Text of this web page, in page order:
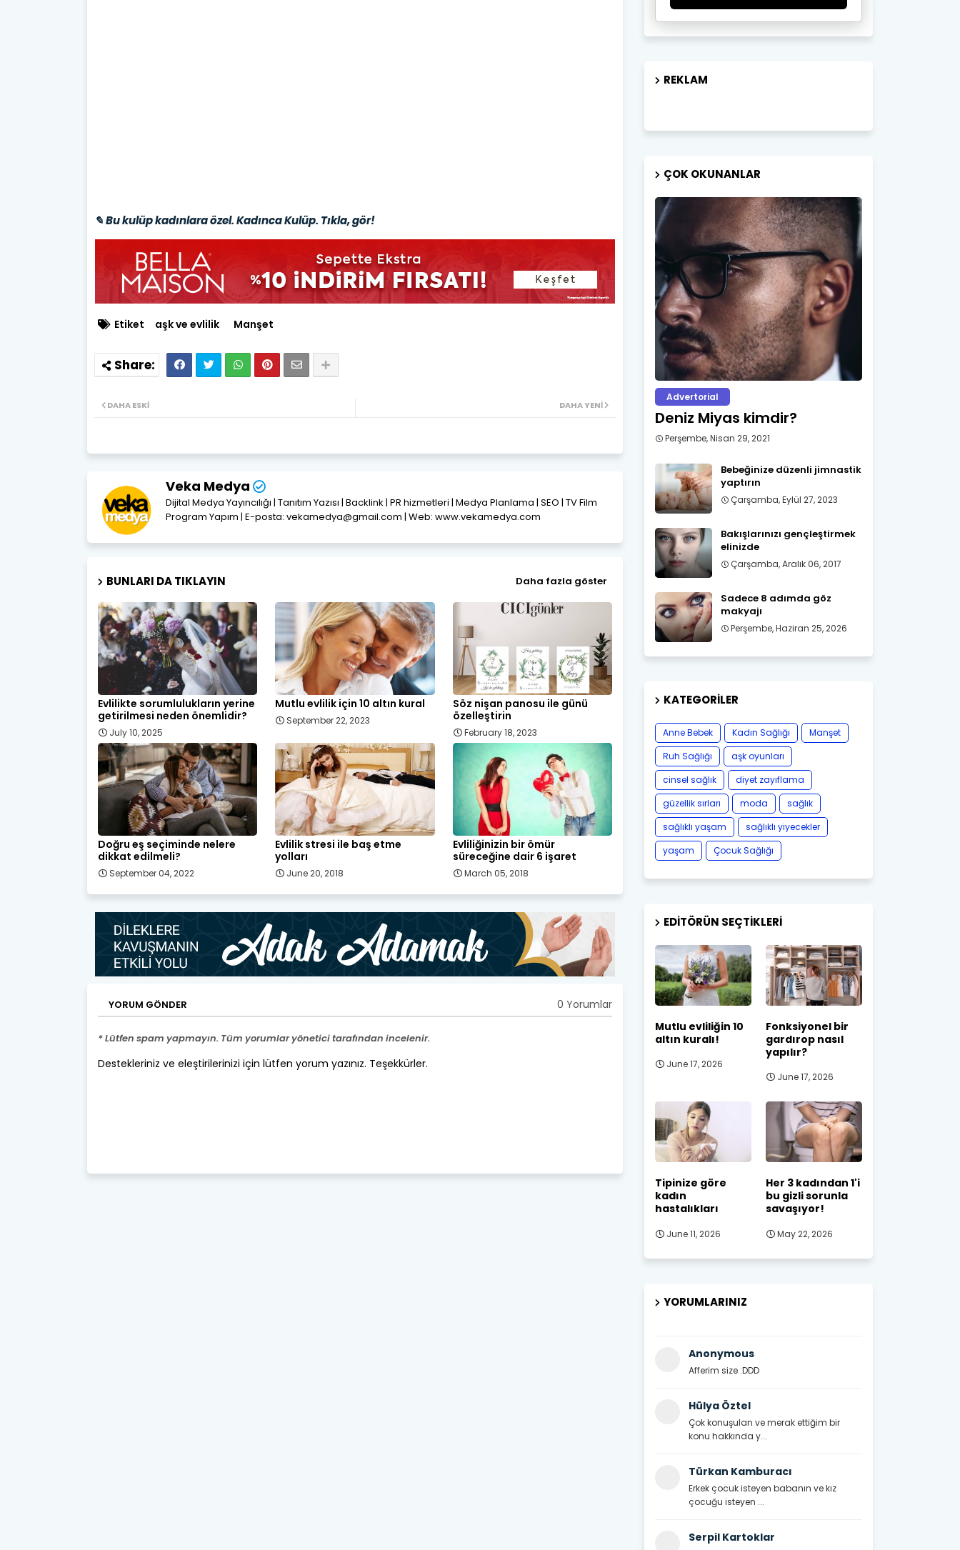
✎ Bu kulüp kadınlara özel. Kadınca Kulüp. Tıkla, gör!
Etiket aşk ve evlilik Manşet
DAHA YENI
DAHA ESKI
Veka Medya
Dijital Medya Yayıncılığı | Tanıtım Yazısı | Backlink | PR hizmetleri | Medya Planlama | SEO | TV Film
Program Yapım | E-posta: vekamedya@gmail.com | Web: www.vekamedya.com
BUNLARI DA TIKLAYIN Daha fazla göster
Evlilikte sorumlulukların yerine
getirilmesi neden önemlidir?
July 10, 2025
Mutlu evlilik için 10 altın kural
September 22, 2023
Söz nişan panosu ile günü
özelleştirin
February 18, 2023
Doğru eş seçiminde nelere
dikkat edilmeli?
September 04, 2022
Evlilik stresi ile baş etme
yolları
June 20, 2018
Evliliğinizin bir ömür
süreceğine dair 6 işaret
March 05, 2018
YORUM GÖNDER 0 Yorumlar
* Lütfen spam yapmayın. Tüm yorumlar yönetici tarafından incelenir.
Destekleriniz ve eleştirilerinizi için lütfen yorum yazınız. Teşekkürler.
REKLAM
ÇOK OKUNANLAR
Advertorial
Deniz Miyas kimdir?
Perşembe, Nisan 29, 2021
Bebeğinize düzenli jimnastik
yaptırın
Çarşamba, Eylül 27, 2023
Bakışlarınızı gençleştirmek
elinizde
Çarşamba, Aralık 06, 2017
Sadece 8 adımda göz
makyajı
Perşembe, Haziran 25, 2026
KATEGORILER
Anne Bebek Kadın Sağlığı
Manşet
Ruh Sağlığı
aşk oyunları
cinsel sağlık
diyet zayıflama
güzellik sırları
moda
sağlık
sağlıklı yaşam
sağlıklı yiyecekler
yaşam
Çocuk Sağlığı
EDITÖRÜN SEÇTIKLERI
Mutlu evliliğin 10
altın kuralı!
June 17, 2026
Fonksiyonel bir
gardırop nasıl
yapılır?
June 17, 2026
Tipinize göre
kadın
hastalıkları
June 11, 2026
Her 3 kadından 1'i
bu gizli sorunla
savaşıyor!
May 22, 2026
YORUMLARINIZ
Anonymous
Afferim size :DDD
Hülya Öztel
Çok konuşulan ve merak ettiğim bir
konu hakkında y...
Türkan Kamburacı
Erkek çocuk isteyen babanın ve kız
çocuğu isteyen ...
Serpil Kartoklar